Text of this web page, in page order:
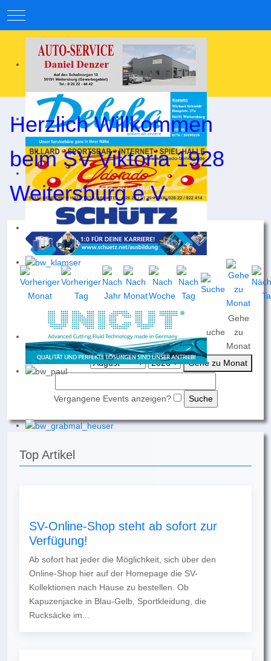
Mobile Menu Toggle
Herzlich Willkommen
beim SV Viktoria 1928
Weitersburg e.V.
Nach
Jahr
Nach
Monat
Nach
Woche
Suche
Gehe
zu
Monat
Gehe zu Monat
Vergangene Events anzeigen?
Top Artikel
SV-Online-Shop steht ab sofort zur
Verfügung!
Ab sofort hat jeder die Möglichkeit, sich über den
Online-Shop hier auf der Homepage die SV-
Kollektionen nach Hause zu bestellen. Ob
Kapuzenjacke in Blau-Gelb, Sportkleidung, die
Rucksäcke im...